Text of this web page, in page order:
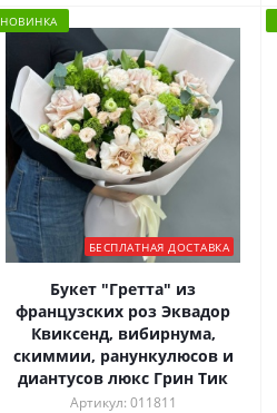
НОВИНКА
БЕСПЛАТНАЯ ДОСТАВКА
Букет "Гретта" из
французских роз Эквадор
Квиксенд, вибирнума,
скиммии, ранункулюсов и
диантусов люкс Грин Тик
Артикул: 011811